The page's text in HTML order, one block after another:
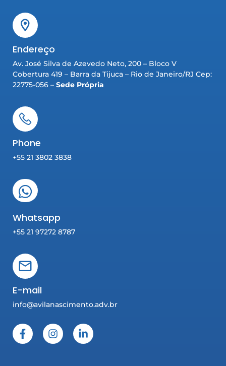
Endereço
Av. José Silva de Azevedo Neto, 200 – Bloco V
Cobertura 419 – Barra da Tijuca – Rio de Janeiro/RJ Cep:
22775-056 – Sede Própria
Phone
+55 21 3802 3838
Whatsapp
+55 21 97272 8787
E-mail
info@avilanascimento.adv.br
F
a
I
n
L
i